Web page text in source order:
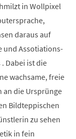
in Wollpixel
daraus auf
und Assotiations-
Dabei ist die
wachsame, freie
an die Ursprünge
Bildteppischen
zu sehen
in fein